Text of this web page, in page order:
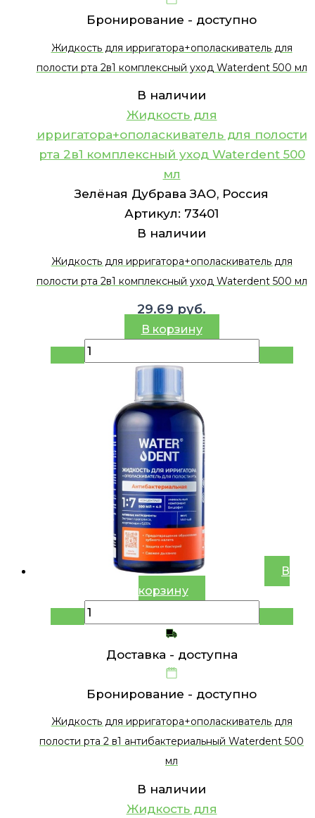
Бронирование - доступно
Жидкость для ирригатора+ополаскиватель для
полости рта 2в1 комплексный уход Waterdent 500 мл
В наличии
Жидкость для
ирригатора+ополаскиватель для полости
рта 2в1 комплексный уход Waterdent 500
мл
Зелёная Дубрава ЗАО, Россия
Артикул: 73401
В наличии
Жидкость для ирригатора+ополаскиватель для
полости рта 2в1 комплексный уход Waterdent 500 мл
29.69 руб.
В корзину
В
корзину
Доставка - доступна
Бронирование - доступно
Жидкость для ирригатора+ополаскиватель для
полости рта 2 в1 антибактериальный Waterdent 500
мл
В наличии
Жидкость для